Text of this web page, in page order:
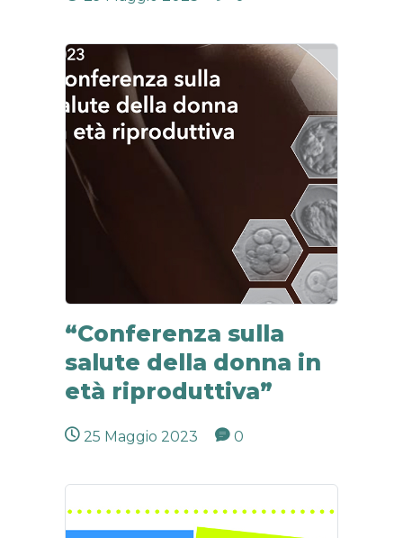
“Conferenza sulla
salute della donna in
età riproduttiva”
25 Maggio 2023 0